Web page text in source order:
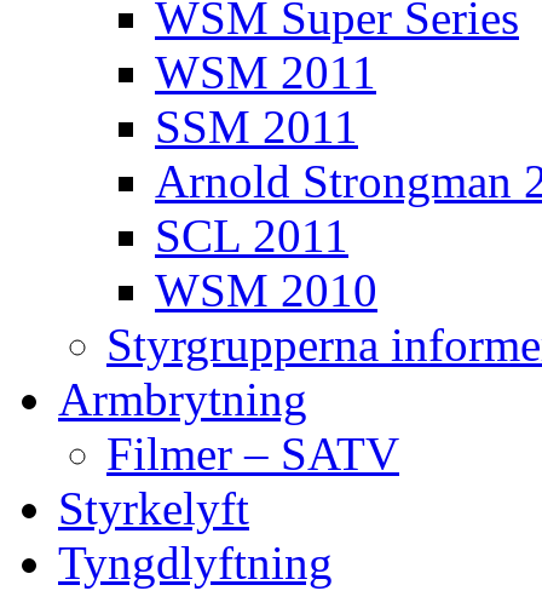
WSM Super Series
WSM 2011
SSM 2011
Arnold Strongman
SCL 2011
WSM 2010
Styrgrupperna
Armbrytning
Filmer – SATV
Styrkelyft
Tyngdlyftning